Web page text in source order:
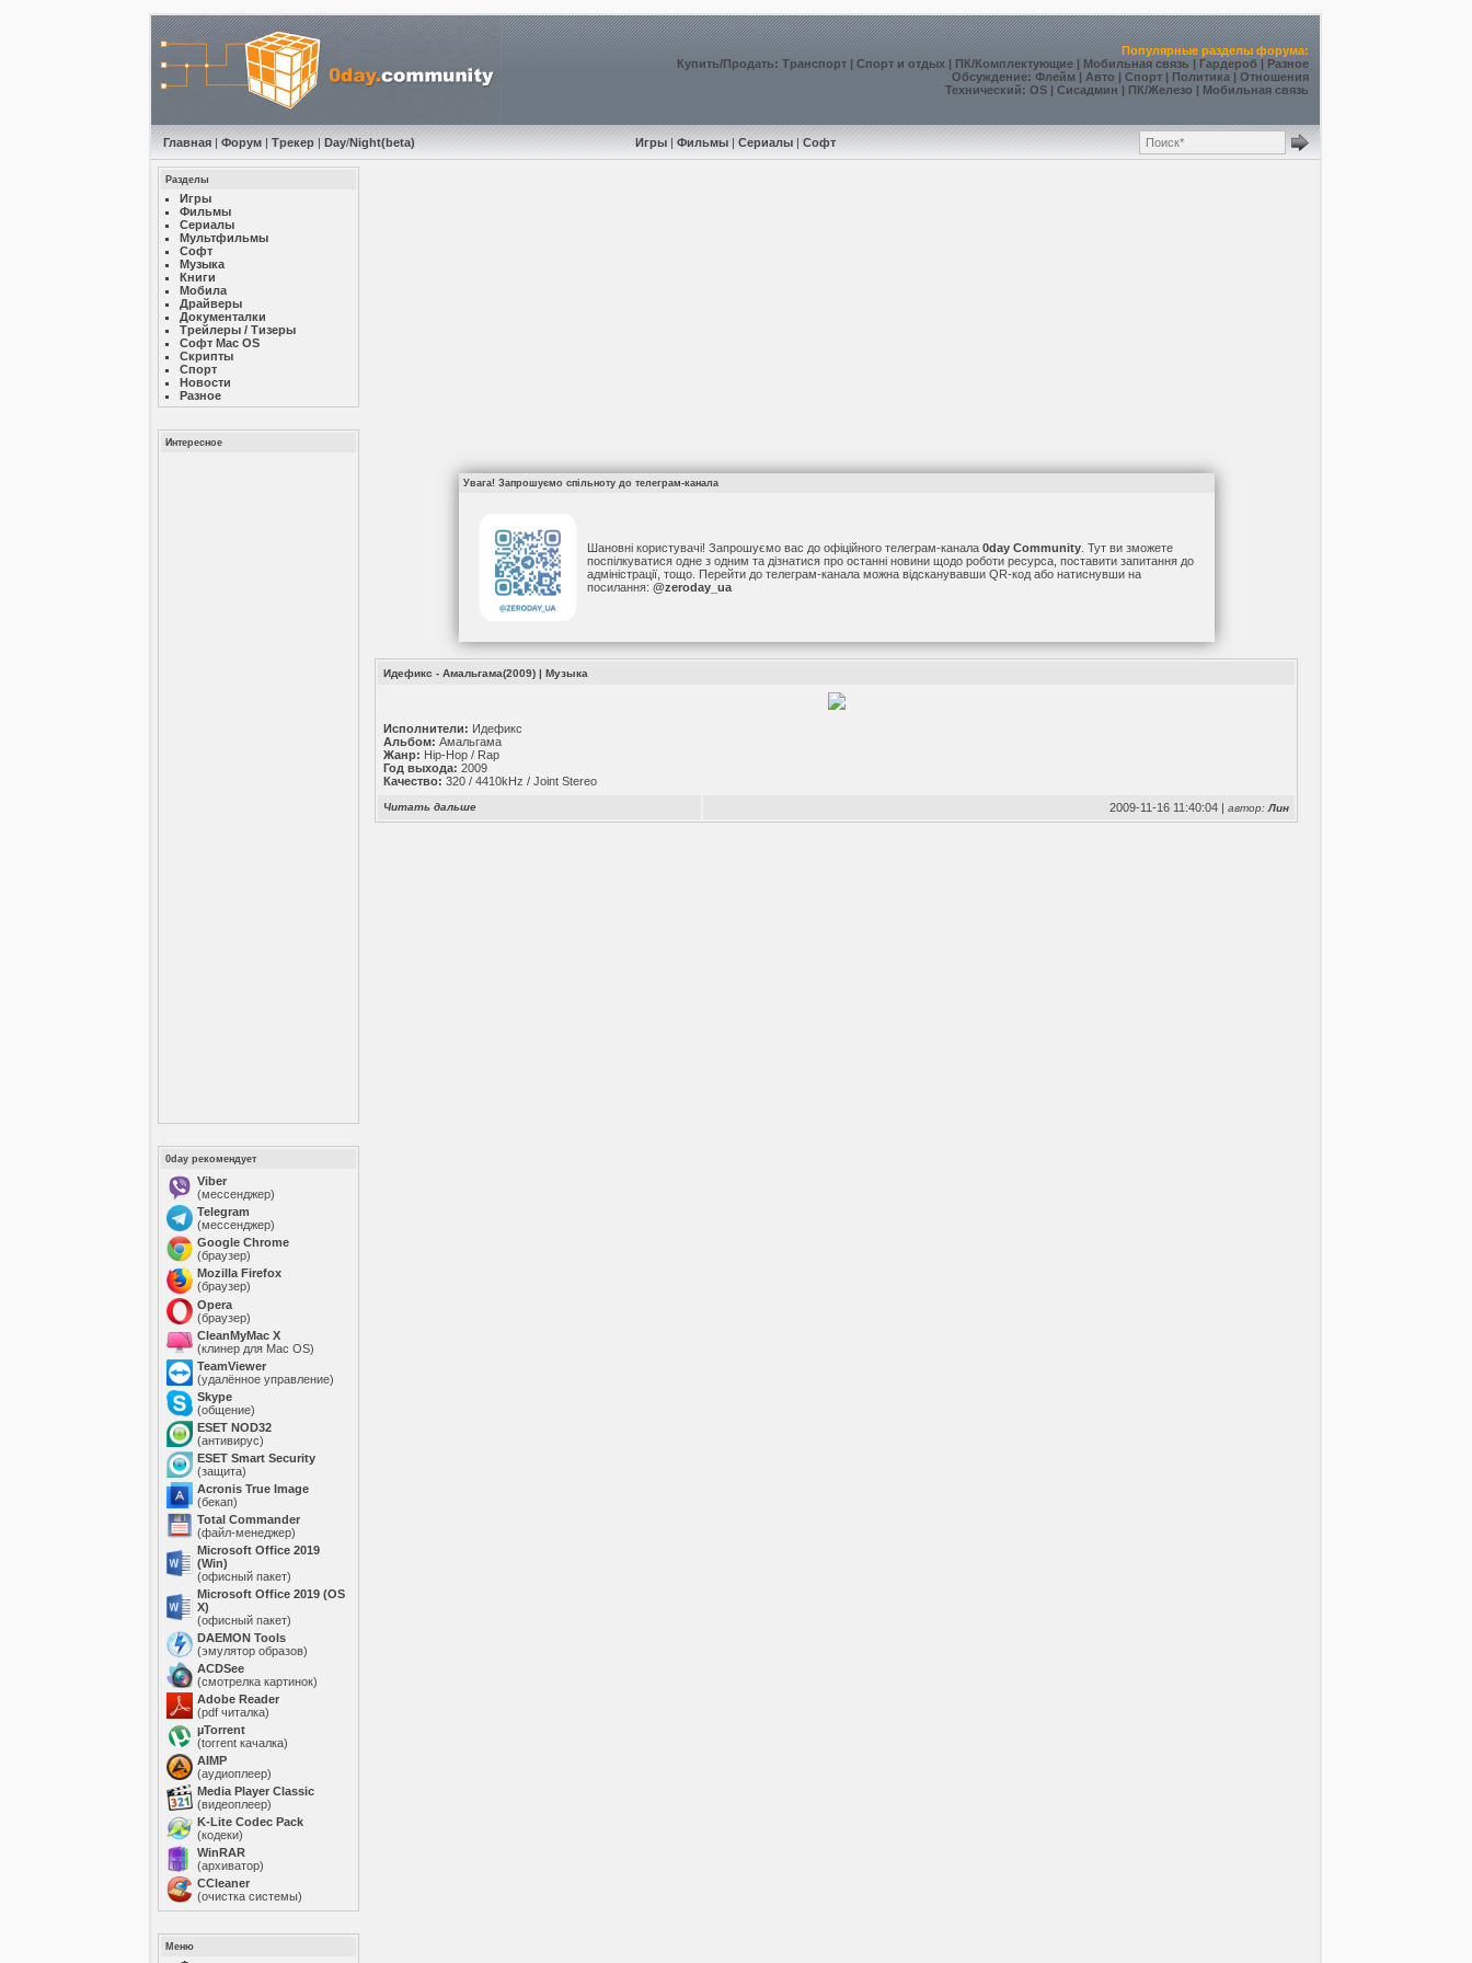
Популярные разделы форума:
Купить/Продать:Транспорт |Спорт и отдых |ПК/Комплектующие |Мобильная связь | Гардероб |Разное
Обсуждение:Флейм | Авто |Спорт | Политика |Отношения
Технический:OS |Сисадмин | ПК/Железо | Мобильная связь
Главная |Форум |Трекер |Day/Night(beta) Игры |Фильмы |Сериалы |Софт
Разделы
Игры
Фильмы
Сериалы
Мультфильмы
Софт
Музыкa
Книги
Мобила
Драйверы
Документалки
Трейлеры / Тизеры
Софт Mac OS
Скрипты
Спорт
Новости
Разное
Интересное
0day рекомендует
Viber
(мессенджер)
Telegram
(мессенджер)
Google Chrome
(браузер)
Mozilla Firefox
(браузер)
Opera
(браузер)
CleanMyMac X
(клинер для Mac OS)
TeamViewer
(удалённое управление)
Skype
(общение)
ESET NOD32
(антивирус)
ESET Smart Security
(защита)
Acronis True Image
(бекап)
Total Commander
(файл-менеджер)
Microsoft Office 2019
(Win)
(офисный пакет)
Microsoft Office 2019 (OS
X)
(офисный пакет)
DAEMON Tools
(эмулятор образов)
ACDSee
(смотрелка картинок)
Adobe Reader
(pdf читалка)
µTorrent
(torrent качалка)
AIMP
(аудиоплеер)
Media Player Classic
(видеоплеер)
K-Lite Codec Pack
(кодеки)
WinRAR
(архиватор)
ССleaner
(очистка системы)
Меню
Увага! Запрошуємо спільноту до телеграм-канала
Шановні користувачі! Запрошуємо вас до офіційного телеграм-канала 0day Community. Тут ви зможете
поспілкуватися одне з одним та дізнатися про останні новини щодо роботи ресурса, поставити запитання до
адміністрації, тощо. Перейти до телеграм-канала можна відсканувавши QR-код або натиснувши на
посилання: @zeroday_ua
Идефикс - Амальгама(2009) |Музыка
Исполнители: Идефикс
Альбом: Амальгама
Жанр: Hip-Hop / Rap
Год выхода: 2009
Качество: 320 / 4410kHz / Joint Stereo
Читать дальше 2009-11-16 11:40:04 |автор:Лин